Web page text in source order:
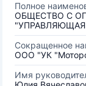
Полное
ОБЩЕСТВО С
Сокращенное
ООО "УК
Имя